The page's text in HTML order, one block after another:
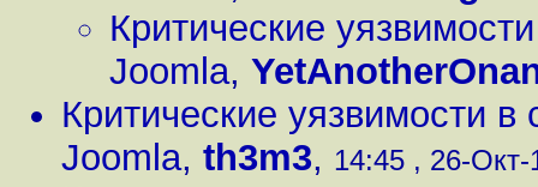
Критические
Joomla,
Критические уязвимости
Joomla, th3m3, 14:45 , 26-Окт-